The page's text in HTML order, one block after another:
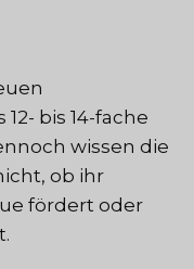
bis 14-fache
wissen die
ob ihr
fördert oder